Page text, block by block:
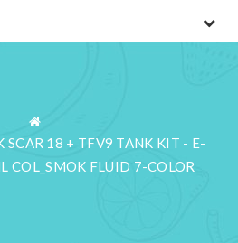
SCAR 18 + TFV9 TANK KIT - E-
COL_SMOK FLUID 7-COLOR